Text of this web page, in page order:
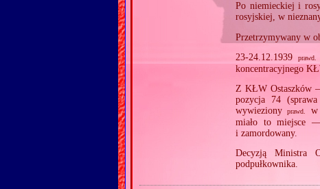
Po niemieckiej i
rosyjskiej, w
Przetrzymywany w
23‐24.12.1939
prawd.
koncentracyjnego
Z KŁW Ostaszków
pozycja 74
wywiezionyprawd.
w
miało to miejsce
i zamordowany.
Decyzją Ministra
podpułkownika.